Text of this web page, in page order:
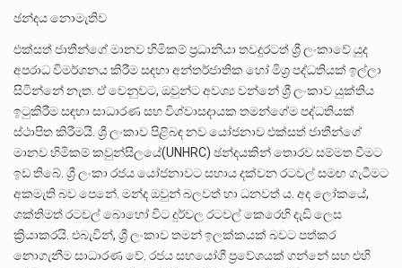
ඡන්දය නොමැතිව
එක්සත් ජාතීන්ගේ මානව හිමිකම් ප්‍රධානියා තවදුරටත් ශ්‍රී ලංකාවේ යුද
අපරාධ විමර්ශනය කිරීම සඳහා අන්තර්ජාතික හෝ මිශ්‍ර පද්ධතියක් ඉල්ලා
සිටින්නේ නැත. ඒ වෙනුවට, ඔවුන්ට අවශ්‍ය වන්නේ ශ්‍රී ලංකාව යුක්තිය
ඉටුකිරීම සඳහා සාධාරණ සහ විශ්වාසදායක තමන්ගේම පද්ධතියක්
ස්ථාපිත කිරීමයි. ශ්‍රී ලංකාව පිළිබඳ නව යෝජනාව එක්සත් ජාතීන්ගේ
මානව හිමිකම් කවුන්සිලයේ(UNHRC) ඡන්දයකින් තොරව සම්මත වීමට
ඉඩ තිබේ. ශ්‍රී ලංකා රජය යෝජනාවට සහාය දක්වන රටවල් සමඟ ගැටීමට
අකමැති බව පෙනේ. මන්ද ඔවුන් බලවත් හා ධනවත් ය. අද ලෝකයේ,
ශක්තිමත් රටවල් බොහෝ විට දුර්වල රටවල් කෙරෙහි දැඩි ලෙස
ක්‍රියාකරයි. එබැවින්, ශ්‍රී ලංකාව තමන් ඉලක්කයක් බවට පත්කර
නොගැනීම සාධාරණ වේ. රජය සහයෝගී ප්‍රවේශයක් ගන්නේ සහ එහි